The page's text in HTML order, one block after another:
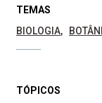
TEMAS
BIOLOGIA
TÓPICOS